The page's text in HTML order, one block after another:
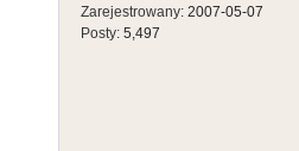
Zarejestrowany: 2007-05-07
Posty: 5,497